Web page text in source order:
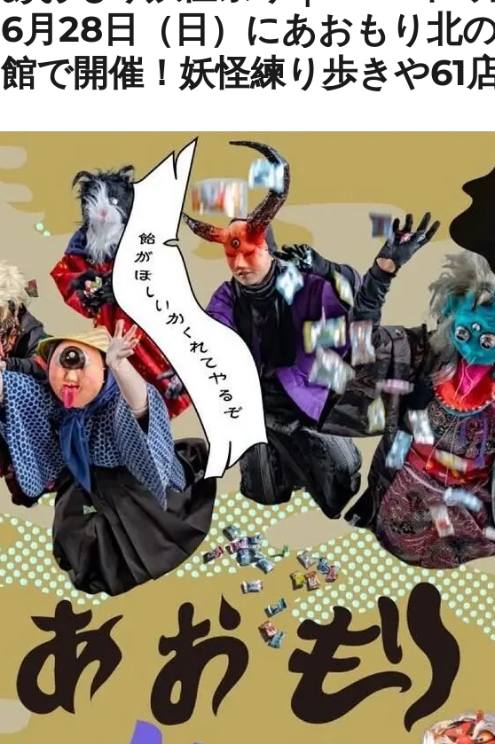
6月28日（日）にあおもり北
館で開催！妖怪練り歩きや61